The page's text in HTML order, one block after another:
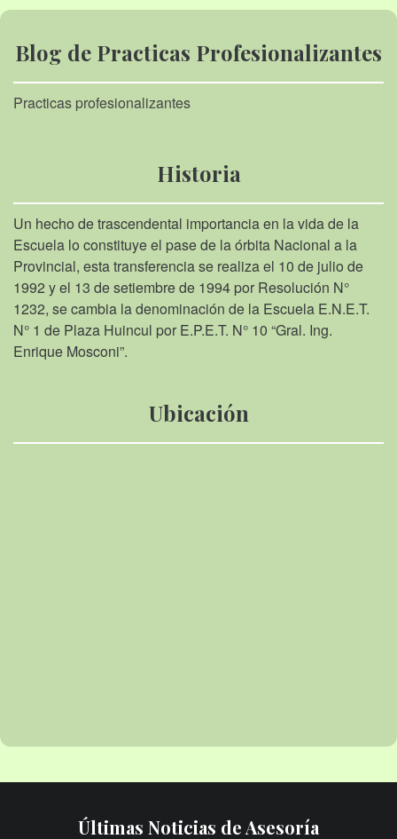
Blog de Practicas Profesionalizantes
Practicas profesionalizantes
Historia
Un hecho de trascendental importancia en la vida de la
Escuela lo constituye el pase de la órbita Nacional a la
Provincial, esta transferencia se realiza el 10 de julio de
1992 y el 13 de setiembre de 1994 por Resolución N°
1232, se cambia la denominación de la Escuela E.N.E.T.
N° 1 de Plaza Huincul por E.P.E.T. N° 10 “Gral. Ing.
Enrique Mosconi”.
Ubicación
Últimas Noticias de Asesoría